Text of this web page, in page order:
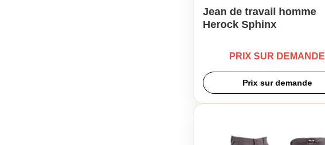
Jean de travail homme
Herock Sphinx
PRIX SUR DEMANDE
Prix sur demande